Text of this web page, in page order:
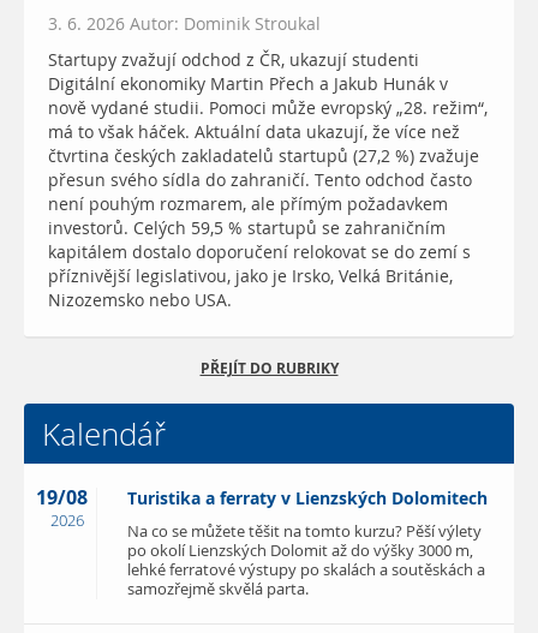
3. 6. 2026 Autor: Dominik Stroukal
Startupy zvažují odchod z ČR, ukazují studenti
Digitální ekonomiky Martin Přech a Jakub Hunák v
nově vydané studii. Pomoci může evropský „28. režim“,
má to však háček. Aktuální data ukazují, že více než
čtvrtina českých zakladatelů startupů (27,2 %) zvažuje
přesun svého sídla do zahraničí. Tento odchod často
není pouhým rozmarem, ale přímým požadavkem
investorů. Celých 59,5 % startupů se zahraničním
kapitálem dostalo doporučení relokovat se do zemí s
příznivější legislativou, jako je Irsko, Velká Británie,
Nizozemsko nebo USA.
PŘEJÍT DO RUBRIKY
Kalendář
19/08
2026
Turistika a ferraty v Lienzských Dolomitech
Na co se můžete těšit na tomto kurzu? Pěší výlety
po okolí Lienzských Dolomit až do výšky 3000 m,
lehké ferratové výstupy po skalách a soutěskách a
samozřejmě skvělá parta.